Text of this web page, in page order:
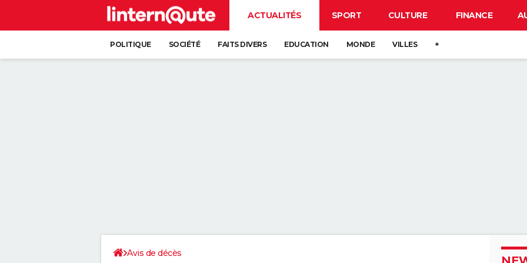
ACTUALITÉS SPORT CULTURE FINANCE
POLITIQUE SOCIÉTÉ FAITS DIVERS EDUCATION MONDE VILLES +
Avis de décès